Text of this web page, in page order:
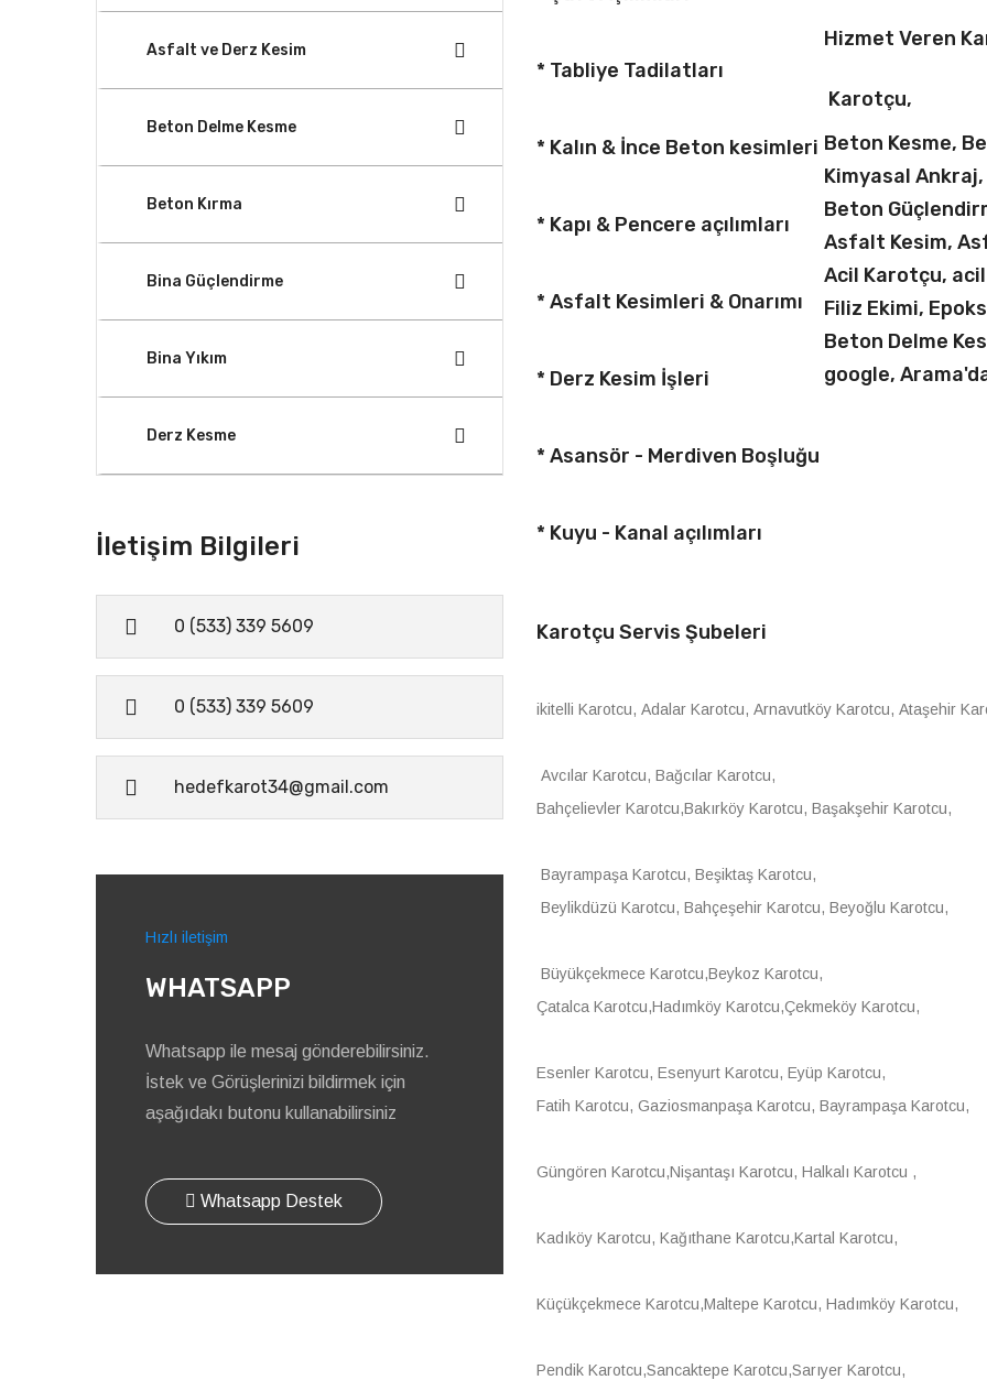
Asfalt ve Derz Kesim
Beton Delme Kesme
Beton Kırma
Bina Güçlendirme
Bina Yıkım
Derz Kesme
İletişim Bilgileri
0 (533) 339 5609
0 (533) 339 5609
hedefkarot34@gmail.com
Hızlı iletişim
WHATSAPP
Whatsapp ile mesaj gönderebilirsiniz.
İstek ve Görüşlerinizi bildirmek için
aşağıdakı butonu kullanabilirsiniz
Whatsapp Destek
* Tabliye Tadilatları
* Kalın & İnce Beton kesimleri
* Kapı & Pencere açılımları
* Asfalt Kesimleri & Onarımı
* Derz Kesim İşleri
* Asansör - Merdiven Boşluğu
* Kuyu - Kanal açılımları
Hizmet Veren
Karotçu,
Beton Kesme,
Kimyasal
Beton
Asfalt Kesim,
Acil Karotçu,
Filiz Ekimi,
Beton Delme
google,
Karotçu Servis Şubeleri
ikitelli Karotcu, Adalar Karotcu, Arnavutköy Karotcu, Ataşehir
Avcılar Karotcu, Bağcılar Karotcu,
Bahçelievler Karotcu,Bakırköy Karotcu, Başakşehir Karotcu,
Bayrampaşa Karotcu, Beşiktaş Karotcu,
Beylikdüzü Karotcu, Bahçeşehir Karotcu, Beyoğlu Karotcu,
Büyükçekmece Karotcu,Beykoz Karotcu,
Çatalca Karotcu,Hadımköy Karotcu,Çekmeköy Karotcu,
Esenler Karotcu, Esenyurt Karotcu, Eyüp Karotcu,
Fatih Karotcu, Gaziosmanpaşa Karotcu, Bayrampaşa Karotcu,
Güngören Karotcu,Nişantaşı Karotcu, Halkalı Karotcu ,
Kadıköy Karotcu, Kağıthane Karotcu,Kartal Karotcu,
Küçükçekmece Karotcu,Maltepe Karotcu, Hadımköy Karotcu,
Pendik Karotcu,Sancaktepe Karotcu,Sarıyer Karotcu,